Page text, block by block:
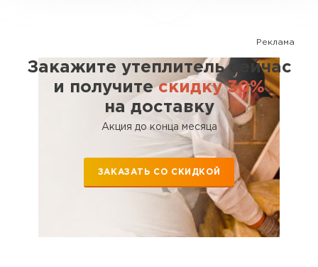
Реклама
Закажите утеплитель сейчас
и получитескидку 30%
на доставку
Акция до конца месяца
ЗАКАЗАТЬ СО СКИДКОЙ
Утеплитель Isover
Утеплитель Paroc
ПЕРЕЙТИ
Утеплитель Penoplex